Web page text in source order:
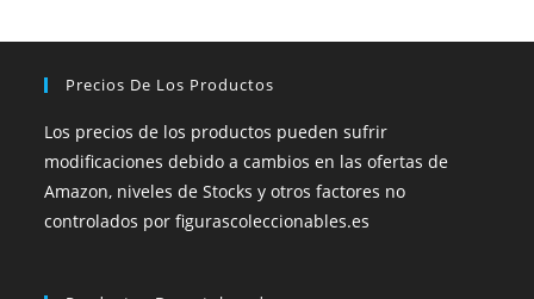
Precios De Los Productos
Los precios de los productos pueden sufrir
modificaciones debido a cambios en las ofertas de
Amazon, niveles de Stocks y otros factores no
controlados por figurascoleccionables.es